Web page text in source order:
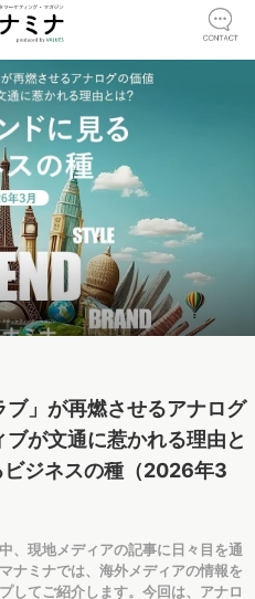
ブ」が再燃させるアナログ
が文通に惹かれる理由と
ジネスの種（2026年3
、現地メディアの記事に日々目を通
ナミナでは、海外メディアの情報を
してご紹介します。今回は、アナロ